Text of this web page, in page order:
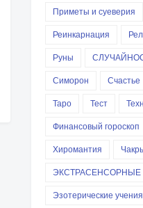
Приметы и суеверия
Реинкарнация
Руны
Симорон
Счастье
Таро
Тест
Финансовый гороскоп
Хиромантия
Эзотерические учения